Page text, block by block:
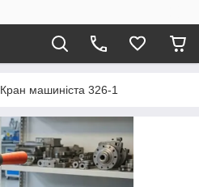
Кран машиніста 326-1